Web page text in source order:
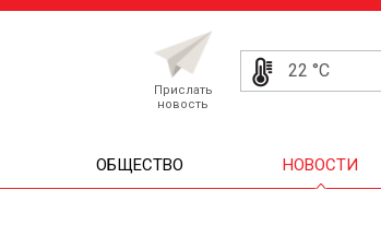
Прислать
новость
22 °C
ОБЩЕСТВО НОВОСТИ